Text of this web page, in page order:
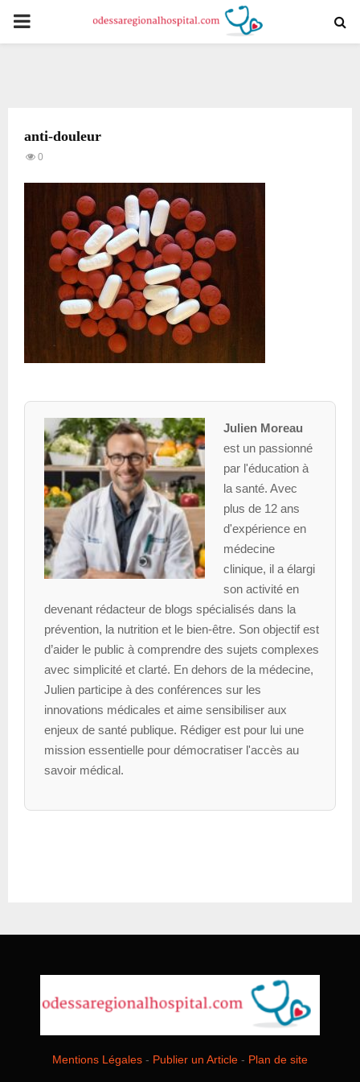
PRIMARY
anti-douleur
0
Julien Moreau
est un passionné
par l'éducation à
la santé. Avec
plus de 12 ans
d'expérience en
médecine
clinique, il a élargi
son activité en
devenant rédacteur de blogs spécialisés dans la
prévention, la nutrition et le bien-être. Son objectif est
d’aider le public à comprendre des sujets complexes
avec simplicité et clarté. En dehors de la médecine,
Julien participe à des conférences sur les
innovations médicales et aime sensibiliser aux
enjeux de santé publique. Rédiger est pour lui une
mission essentielle pour démocratiser l'accès au
savoir médical.
Mentions Légales - Publier un Article - Plan de site